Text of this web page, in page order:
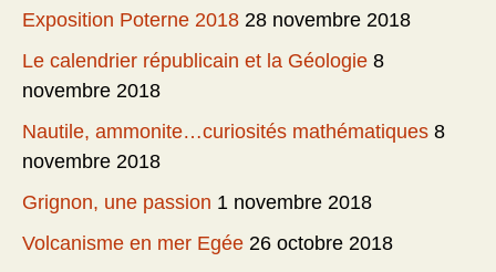
Exposition Poterne 2018 28 novembre 2018
Le calendrier républicain et la Géologie 8
novembre 2018
Nautile, ammonite…curiosités mathématiques 8
novembre 2018
Grignon, une passion 1 novembre 2018
Volcanisme en mer Egée 26 octobre 2018